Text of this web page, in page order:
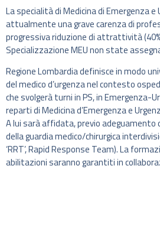
La specialità di Medicina di Emergenza e
attualmente una grave carenza di
progressiva riduzione di attrattività
Specializzazione MEU non state
Regione Lombardia definisce in modo
del medico d’urgenza nel contesto
che svolgerà turni in PS, in Emergenza-
reparti di Medicina d’Emergenza e
A lui sarà affidata, previo adeguamento
della guardia medico/chirurgica
‘RRT’, Rapid Response Team). La
abilitazioni saranno garantiti in